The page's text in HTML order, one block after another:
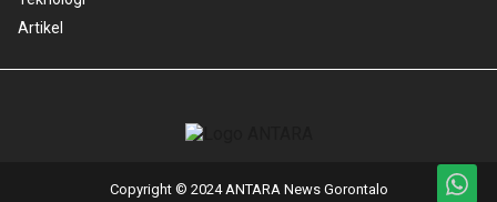
Artikel
Copyright © 2024 ANTARA News Gorontalo